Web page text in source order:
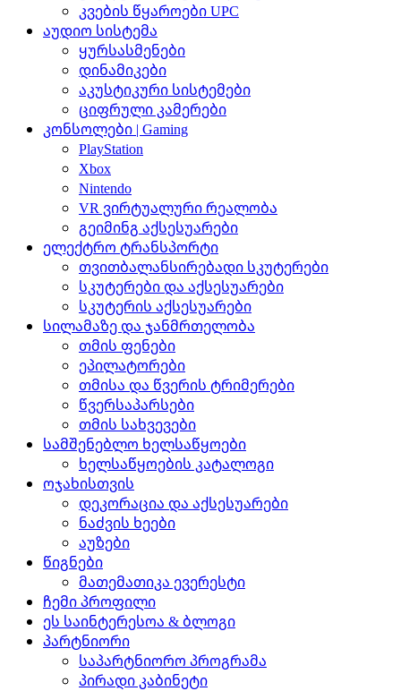
კვების წყაროები UPC
აუდიო სისტემა
ყურსასმენები
დინამიკები
აკუსტიკური სისტემები
ციფრული კამერები
კონსოლები | Gaming
PlayStation
Xbox
Nintendo
VR ვირტუალური რეალობა
გეიმინგ აქსესუარები
ელექტრო ტრანსპორტი
თვითბალანსირებადი სკუტერები
სკუტერები და აქსესუარები
სკუტერის აქსესუარები
სილამაზე და ჯანმრთელობა
თმის ფენები
ეპილატორები
თმისა და წვერის ტრიმერები
წვერსაპარსები
თმის სახვევები
სამშენებლო ხელსაწყოები
ხელსაწყოების კატალოგი
ოჯახისთვის
დეკორაცია და აქსესუარები
ნაძვის ხეები
აუზები
წიგნები
მათემათიკა ევერესტი
ჩემი პროფილი
ეს საინტერესოა & ბლოგი
პარტნიორი
საპარტნიორო პროგრამა
პირადი კაბინეტი